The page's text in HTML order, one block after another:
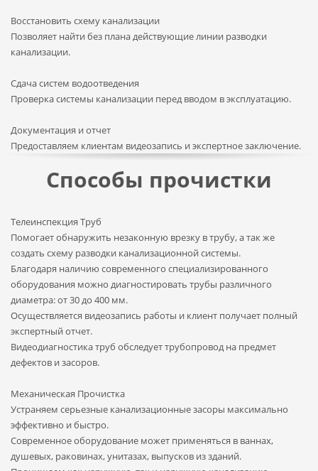
Восстановить схему канализации
Позволяет найти без плана действующие линии разводки
канализации.
Сдача систем водоотведения
Проверка системы канализации перед вводом в эксплуатацию.
Документация и отчет
Предоставляем клиентам видеозапись и экспертное заключение.
Способы прочистки
Телеинспекция Труб
Помогает обнаружить незаконную врезку в трубу, а так же
создать схему разводки канализационной системы.
Благодаря наличию современного специализированного
оборудования можно диагностировать трубы различного
диаметра: от 30 до 400 мм.
Осуществляется видеозапись работы и клиент получает полный
экспертный отчет.
Видеодиагностика труб обследует трубопровод на предмет
дефектов и засоров.
Механическая Прочистка
Устраняем серьезные канализационные засоры максимально
эффективно и быстро.
Современное оборудование может применяться в ваннах,
душевых, раковинах, унитазах, выпусков из зданий.